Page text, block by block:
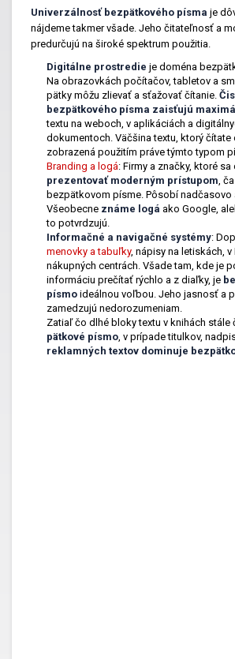
Univerzálnosť bezpätkového písma je
nájdeme takmer všade. Jeho čitateľnosť a
predurčujú na široké spektrum použitia.
Digitálne prostredie je doména
Na obrazovkách počítačov, tabletov a
pätky môžu zlievať a sťažovať čítanie.
bezpätkového písma zaisťujú
textu na weboch, v aplikáciách a
dokumentoch. Väčšina textu, ktorý čítate
zobrazená použitím práve týmto typom
Branding a logá: Firmy a značky, ktoré sa
prezentovať moderným prístupom ,
bezpätkovom písme. Pôsobí nadčasovo
Všeobecne známe logá ako Google,
to potvrdzujú.
Informačné a navigačné systémy:
menovky a tabuľky, nápisy na letiskách, v
nákupných centrách. Všade tam, kde je
informáciu prečítať rýchlo a z diaľky, je
písmo ideálnou voľbou. Jeho jasnosť a
zamedzujú nedorozumeniam.
Zatiaľ čo dlhé bloky textu v knihách stále
pätkové písmo , v prípade titulkov,
reklamných textov dominuje